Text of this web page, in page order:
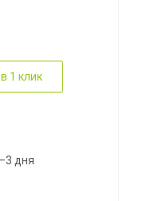
1 клик
дня